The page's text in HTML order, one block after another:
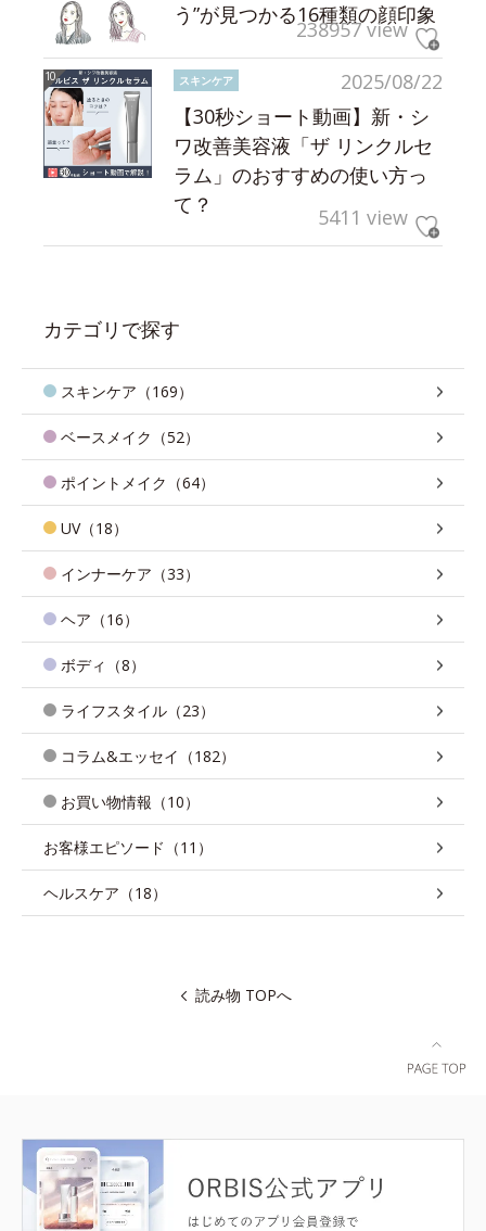
う”が見つかる16種類の顔印象
238957 view
2025/08/22
スキンケア
【30秒ショート動画】新・シ
ワ改善美容液「ザ リンクルセ
ラム」のおすすめの使い方っ
て？
5411 view
カテゴリで探す
スキンケア（169）
ベースメイク（52）
ポイントメイク（64）
UV（18）
インナーケア（33）
ヘア（16）
ボディ（8）
ライフスタイル（23）
コラム&エッセイ（182）
お買い物情報（10）
お客様エピソード（11）
ヘルスケア（18）
読み物 TOPへ